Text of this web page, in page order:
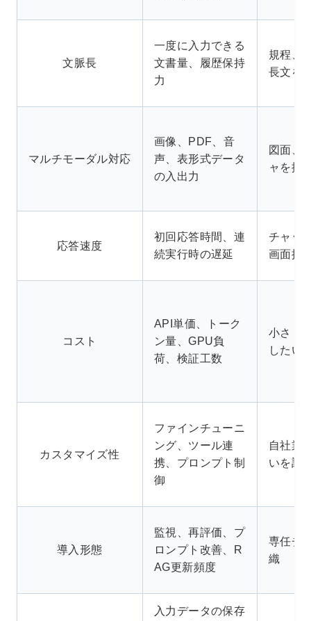
文脈長
一度に入力できる
文書量、履歴保持
力
規程、
長文を
マルチモーダル対応
画像、PDF、音
声、表形式データ
の入出力
図面、
ャを扱
応答速度
初回応答時間、連
続実行時の遅延
チャッ
画面操
コスト
API単価、トーク
ン量、GPU負
荷、検証工数
小さく
したい
カスタマイズ性
ファインチューニ
ング、ツール連
携、プロンプト制
御
自社業
いを調
導入形態
監視、再評価、プ
ロンプト改善、R
AG更新頻度
専任チ
織
入力データの保存